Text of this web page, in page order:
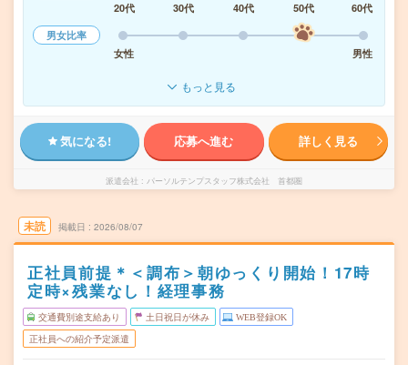
20代
30代 40代 50代
60代
男女比率
女性
男性
もっと見る
気になる! 応募へ進む 詳しく見る
派遣会社 パーソルテンプスタッフ株式会社 首都圏
未読 掲載日 2026/08/07
正社員前提＊＜調布＞朝ゆっくり開始！17時
定時×残業なし！経理事務
交通費別途支給あり 土日祝日が休み WEB登録OK
正社員への紹介予定派遣